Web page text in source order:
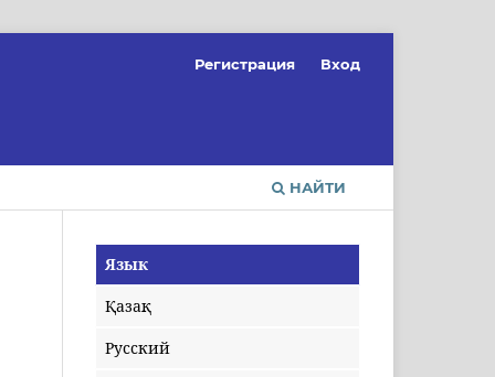
НАЙТИ
Регистрация Вход
Язык
Қазақ
Русский